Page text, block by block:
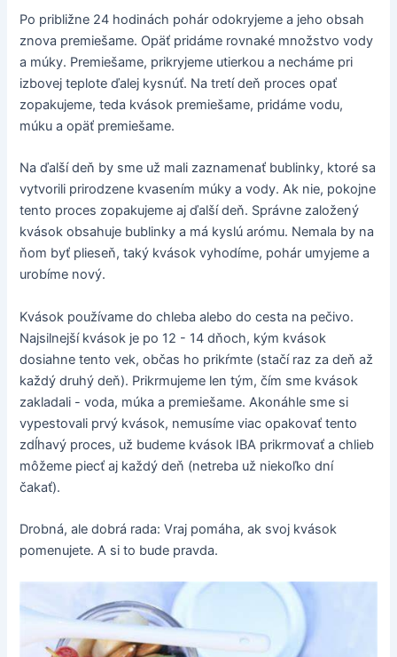
Po približne 24 hodinách pohár odokryjeme a jeho obsah
znova premiešame. Opäť pridáme rovnaké množstvo vody
a múky. Premiešame, prikryjeme utierkou a necháme pri
izbovej teplote ďalej kysnúť. Na tretí deň proces opať
zopakujeme, teda kvások premiešame, pridáme vodu,
múku a opäť premiešame.
Na ďalší deň by sme už mali zaznamenať bublinky, ktoré sa
vytvorili prirodzene kvasením múky a vody. Ak nie, pokojne
tento proces zopakujeme aj ďalší deň. Správne založený
kvások obsahuje bublinky a má kyslú arómu. Nemala by na
ňom byť plieseň, taký kvások vyhodíme, pohár umyjeme a
urobíme nový.
Kvások používame do chleba alebo do cesta na pečivo.
Najsilnejší kvások je po 12 - 14 dňoch, kým kvások
dosiahne tento vek, občas ho prikŕmte (stačí raz za deň až
každý druhý deň). Prikrmujeme len tým, čím sme kvások
zakladali - voda, múka a premiešame. Akonáhle sme si
vypestovali prvý kvások, nemusíme viac opakovať tento
zdĺhavý proces, už budeme kvások IBA prikrmovať a chlieb
môžeme piecť aj každý deň (netreba už niekoľko dní
čakať).
Drobná, ale dobrá rada: Vraj pomáha, ak svoj kvások
pomenujete. A si to bude pravda.